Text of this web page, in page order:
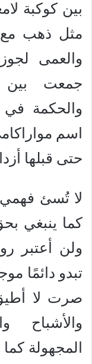
بين كوكبة
مثل ذهب مع
والعمى
جمعت بين
والحكمة في
اسم
حتى قبلها
لا تُسئ
كما ينبغي
ولن أعتبر
تبدو دائمًا
صرت لا
والأشباح
المجهولة